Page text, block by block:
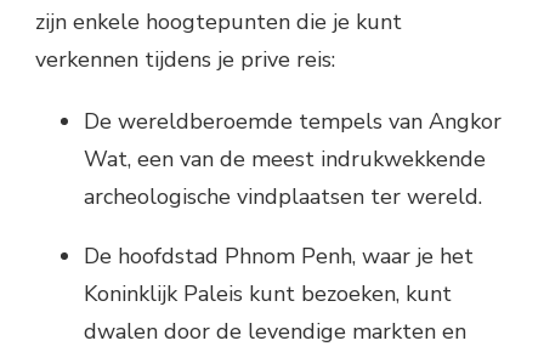
zijn enkele hoogtepunten die je kunt
verkennen tijdens je prive reis:
De wereldberoemde tempels van Angkor
Wat, een van de meest indrukwekkende
archeologische vindplaatsen ter wereld.
De hoofdstad Phnom Penh, waar je het
Koninklijk Paleis kunt bezoeken, kunt
dwalen door de levendige markten en